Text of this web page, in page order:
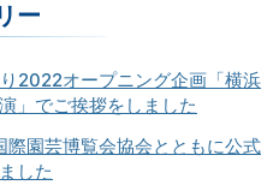
ー
2022オープニング企画「横浜
」でご挨拶をしました
園芸博覧会協会とともに公式
した